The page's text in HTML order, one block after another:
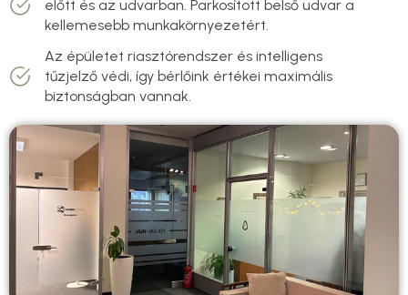
előtt és az udvarban. Parkosított belső udvar a
kellemesebb munkakörnyezetért.
Az épületet riasztórendszer és intelligens
tűzjelző védi, így bérlőink értékei maximális
biztonságban vannak.